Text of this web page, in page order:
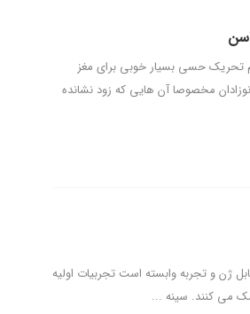
تحریک حسی بسیار خوبی برای مغز
مخصوصا آن هایی که زود نشانده
ژن و تجربه وابسته است تجربیات اولیه
می کنند. سینه ...